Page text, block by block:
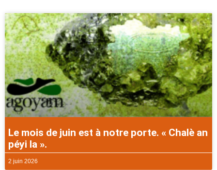
Le mois de juin est à notre porte. « Chalè an
péyi la ».
2 juin 2026